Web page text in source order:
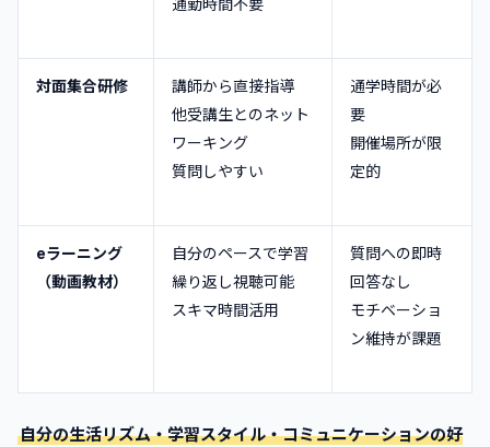
通勤時間不要
対面集合研修
講師から直接指導
他受講生とのネット
ワーキング
質問しやすい
通学時間が必
要
開催場所が限
定的
eラーニング
（動画教材）
自分のペースで学習
繰り返し視聴可能
スキマ時間活用
質問への即時
回答なし
モチベーショ
ン維持が課題
自分の生活リズム・学習スタイル・コミュニケーションの好